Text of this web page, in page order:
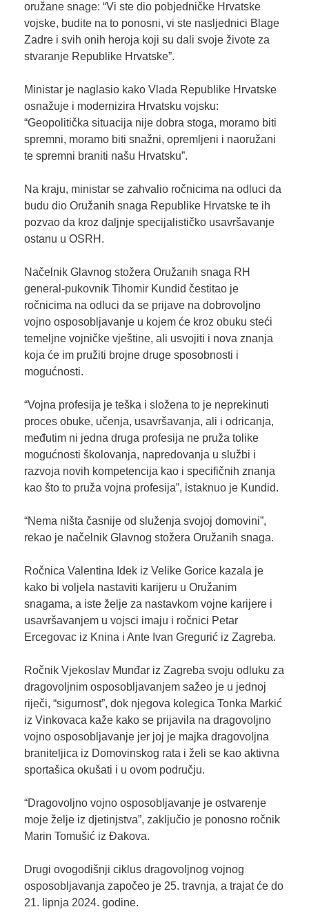
oružane snage: “Vi ste dio pobjedničke Hrvatske
vojske, budite na to ponosni, vi ste nasljednici Blage
Zadre i svih onih heroja koji su dali svoje živote za
stvaranje Republike Hrvatske”.
Ministar je naglasio kako Vlada Republike Hrvatske
osnažuje i modernizira Hrvatsku vojsku:
“Geopolitička situacija nije dobra stoga, moramo biti
spremni, moramo biti snažni, opremljeni i naoružani
te spremni braniti našu Hrvatsku”.
Na kraju, ministar se zahvalio ročnicima na odluci da
budu dio Oružanih snaga Republike Hrvatske te ih
pozvao da kroz daljnje specijalističko usavršavanje
ostanu u OSRH.
Načelnik Glavnog stožera Oružanih snaga RH
general-pukovnik Tihomir Kundid čestitao je
ročnicima na odluci da se prijave na dobrovoljno
vojno osposobljavanje u kojem će kroz obuku steći
temeljne vojničke vještine, ali usvojiti i nova znanja
koja će im pružiti brojne druge sposobnosti i
mogućnosti.
“Vojna profesija je teška i složena to je neprekinuti
proces obuke, učenja, usavršavanja, ali i odricanja,
međutim ni jedna druga profesija ne pruža tolike
mogućnosti školovanja, napredovanja u službi i
razvoja novih kompetencija kao i specifičnih znanja
kao što to pruža vojna profesija”, istaknuo je Kundid.
“Nema ništa časnije od služenja svojoj domovini”,
rekao je načelnik Glavnog stožera Oružanih snaga.
Ročnica Valentina Idek iz Velike Gorice kazala je
kako bi voljela nastaviti karijeru u Oružanim
snagama, a iste želje za nastavkom vojne karijere i
usavršavanjem u vojsci imaju i ročnici Petar
Ercegovac iz Knina i Ante Ivan Gregurić iz Zagreba.
Ročnik Vjekoslav Munđar iz Zagreba svoju odluku za
dragovoljnim osposobljavanjem sažeo je u jednoj
riječi, “sigurnost”, dok njegova kolegica Tonka Markić
iz Vinkovaca kaže kako se prijavila na dragovoljno
vojno osposobljavanje jer joj je majka dragovoljna
braniteljica iz Domovinskog rata i želi se kao aktivna
sportašica okušati i u ovom području.
“Dragovoljno vojno osposobljavanje je ostvarenje
moje želje iz djetinjstva”, zaključio je ponosno ročnik
Marin Tomušić iz Đakova.
Drugi ovogodišnji ciklus dragovoljnog vojnog
osposobljavanja započeo je 25. travnja, a trajat će do
21. lipnja 2024. godine.